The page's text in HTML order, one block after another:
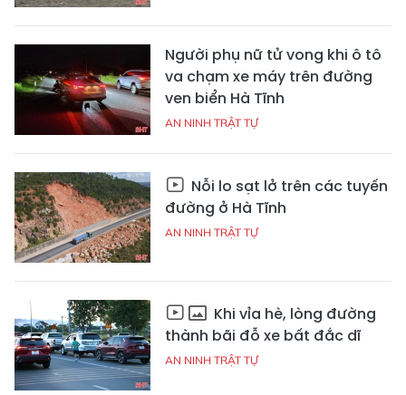
Người phụ nữ tử vong khi ô tô
va chạm xe máy trên đường
ven biển Hà Tĩnh
AN NINH TRẬT TỰ
Nỗi lo sạt lở trên các tuyến
đường ở Hà Tĩnh
AN NINH TRẬT TỰ
Khi vỉa hè, lòng đường
thành bãi đỗ xe bất đắc dĩ
AN NINH TRẬT TỰ